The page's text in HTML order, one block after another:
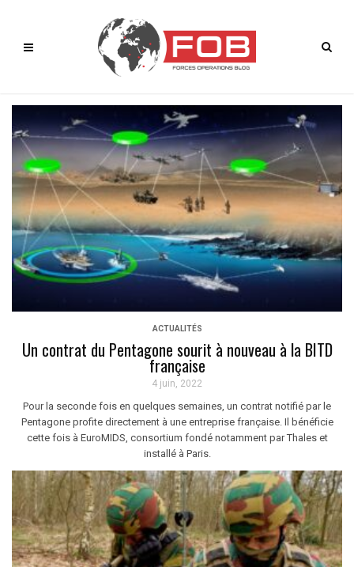
ACTUALITÉS
Un contrat du Pentagone sourit à nouveau à la BITD
française
4 juin, 2022
Pour la seconde fois en quelques semaines, un contrat notifié par le
Pentagone profite directement à une entreprise française. Il bénéficie
cette fois à EuroMIDS, consortium fondé notamment par Thales et
installé à Paris.